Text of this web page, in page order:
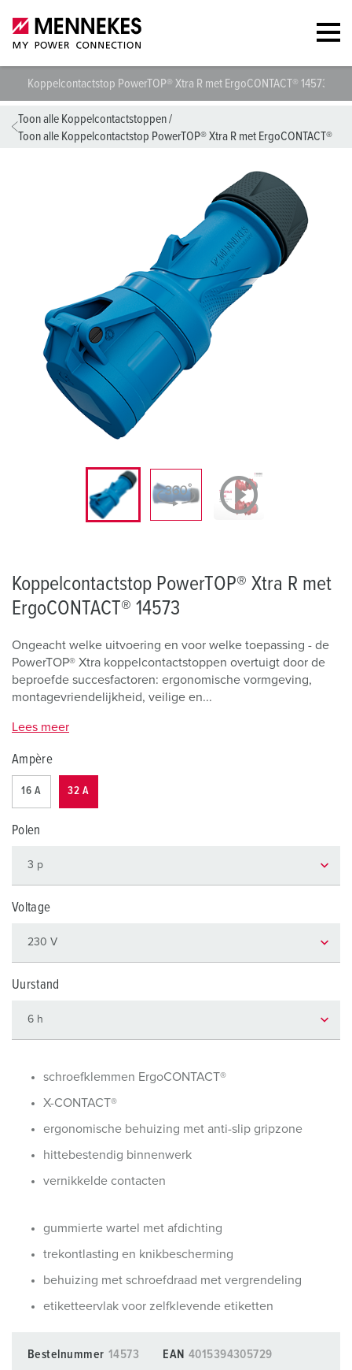
Koppelcontactstop PowerTOP® Xtra R met ErgoCONTACT® 14573
Toon alle Koppelcontactstoppen/
Toon alle Koppelcontactstop PowerTOP® Xtra R met ErgoCONTACT®
Koppelcontactstop PowerTOP® Xtra R met
ErgoCONTACT® 14573
Ongeacht welke uitvoering en voor welke toepassing - de
PowerTOP® Xtra koppelcontactstoppen overtuigt door de
beproefde succesfactoren: ergonomische vormgeving,
montagevriendelijkheid, veilige en...
Lees meer
Ampère
16 A 32 A
Polen
Voltage
Uurstand
schroefklemmen ErgoCONTACT®
X-CONTACT®
ergonomische behuizing met anti-slip gripzone
hittebestendig binnenwerk
vernikkelde contacten
gummierte wartel met afdichting
trekontlasting en knikbescherming
behuizing met schroefdraad met vergrendeling
etiketteervlak voor zelfklevende etiketten
Bestelnummer 14573 EAN 4015394305729